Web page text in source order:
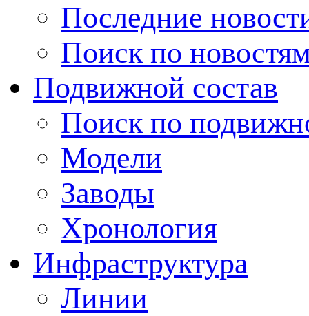
Последние
Поиск по
Подвижной состав
Поиск по
Модели
Заводы
Хронология
Инфраструктура
Линии